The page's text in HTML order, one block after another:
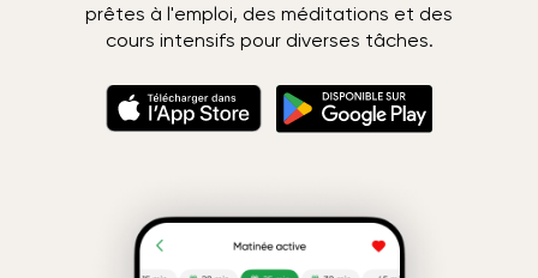
prêtes à l'emploi, des méditations et des
cours intensifs pour diverses tâches.